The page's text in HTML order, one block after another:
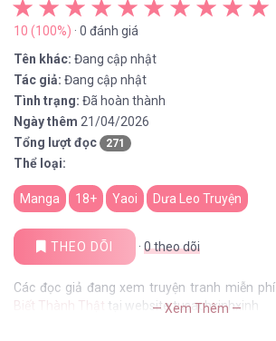
10 (100%) · 0 đánh giá
Tên khác: Đang cập nhật
Tác giả: Đang cập nhật
Tình trạng: Đã hoàn thành
Ngày thêm 21/04/2026
Tổng lượt đọc
271
Thể loại:
Manga 18+ Yaoi Dưa Leo Truyện
THEO DÕI · 0theo dõi
Các đọc giả đang xem truyện tranh miễn phí
Biết Thành Thật tại website tusachxinhxinh
— Xem Thêm —